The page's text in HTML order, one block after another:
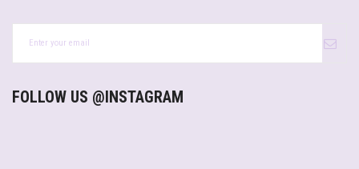
FOLLOW US @INSTAGRAM